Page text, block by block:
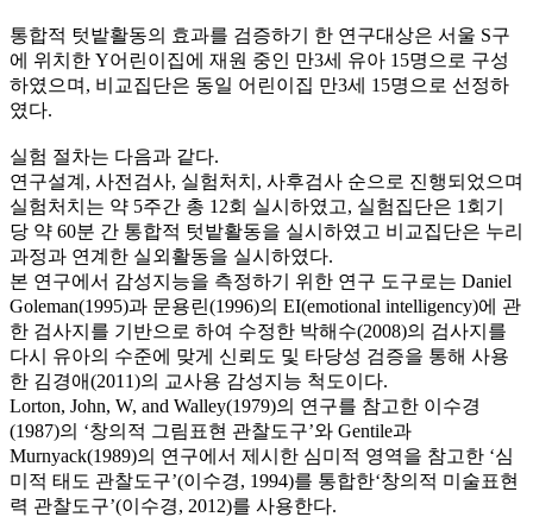
통합적 텃밭활동의 효과를 검증하기 한 연구대상은 서울 S구
에 위치한 Y어린이집에 재원 중인 만3세 유아 15명으로 구성
하였으며, 비교집단은 동일 어린이집 만3세 15명으로 선정하
였다.
실험 절차는 다음과 같다.
연구설계, 사전검사, 실험처치, 사후검사 순으로 진행되었으며
실험처치는 약 5주간 총 12회 실시하였고, 실험집단은 1회기
당 약 60분 간 통합적 텃밭활동을 실시하였고 비교집단은 누리
과정과 연계한 실외활동을 실시하였다.
본 연구에서 감성지능을 측정하기 위한 연구 도구로는 Daniel
Goleman(1995)과 문용린(1996)의 EI(emotional intelligency)에 관
한 검사지를 기반으로 하여 수정한 박해수(2008)의 검사지를
다시 유아의 수준에 맞게 신뢰도 및 타당성 검증을 통해 사용
한 김경애(2011)의 교사용 감성지능 척도이다.
Lorton, John, W, and Walley(1979)의 연구를 참고한 이수경
(1987)의 ‘창의적 그림표현 관찰도구’와 Gentile과
Murnyack(1989)의 연구에서 제시한 심미적 영역을 참고한 ‘심
미적 태도 관찰도구’(이수경, 1994)를 통합한‘창의적 미술표현
력 관찰도구’(이수경, 2012)를 사용한다.